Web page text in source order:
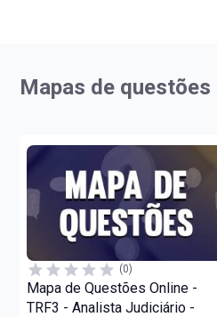
Mapas de
(0)
Mapa de Questões Online -
TRF3 - Analista Judiciário -